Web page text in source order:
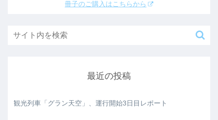
冊子のご購入はこちらから
最近の投稿
観光列車「グラン天空」、運行開始3日目レポート